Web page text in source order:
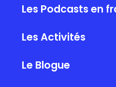
Les Podcasts en
Les Activités
Le Blogue